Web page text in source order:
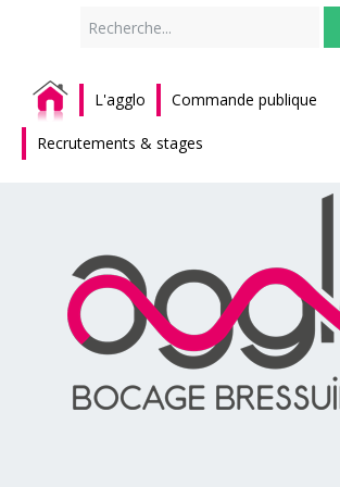
L'agglo Commande publique
Recrutements & stages